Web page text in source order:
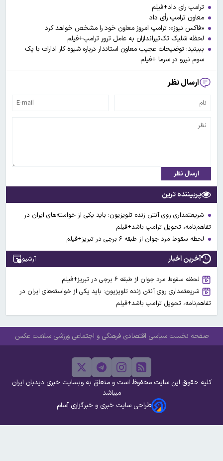
ترامپ رای داد+فیلم
معاون ترامپ رأی داد
«فاکس نیوز»: ترامپ امروز معاون خود را مشخص خواهد کرد
لحظه شلیک تک‌تیراندازان به عامل ترور ترامپ+فیلم
ببینید: توضیحات عجیب معاون استاندار درباره شیوه کار ادارات با یک
سوم نیرو در سرما +فیلم
ارسال نظر
ارسال نظر
پربیننده ترین
شریعتمداری روی آنتن زنده تلویزیون: باید یکی از خواسته‌های ایران در
تفاهم‌نامه، تحویل ترامپ باشد+فیلم
لحظه سقوط مرد جوان از طبقه ۶ برجی در تبریز+فیلم
آخرین اخبار آرشیو
لحظه سقوط مرد جوان از طبقه ۶ برجی در تبریز+فیلم
شریعتمداری روی آنتن زنده تلویزیون: باید یکی از خواسته‌های ایران در
تفاهم‌نامه، تحویل ترامپ باشد+فیلم
صفحه نخست سیاسی اقتصادی فرهنگی و اجتماعی ورزشی سلامت عکس
کلیه حقوق این سایت محفوظ است و متعلق به وبسایت خبری دیدبان ایران
میباشد
طراحی سایت خبری و خبرگزاری آسام